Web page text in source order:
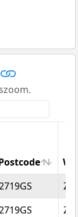
Postcode